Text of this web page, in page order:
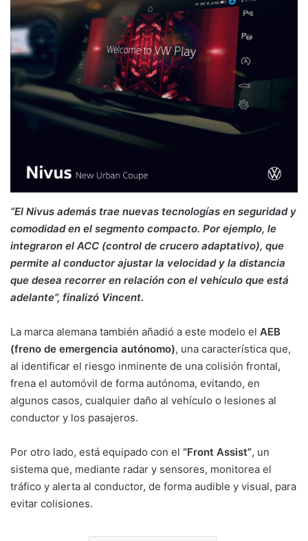
“El Nivus además trae nuevas tecnologías en seguridad y
comodidad en el segmento compacto. Por ejemplo, le
integraron el ACC (control de crucero adaptativo), que
permite al conductor ajustar la velocidad y la distancia
que desea recorrer en relación con el vehículo que está
adelante”, finalizó Vincent.
La marca alemana también añadió a este modelo el AEB
(freno de emergencia autónomo), una característica que,
al identificar el riesgo inminente de una colisión frontal,
frena el automóvil de forma autónoma, evitando, en
algunos casos, cualquier daño al vehículo o lesiones al
conductor y los pasajeros.
Por otro lado, está equipado con el “Front Assist”, un
sistema que, mediante radar y sensores, monitorea el
tráfico y alerta al conductor, de forma audible y visual, para
evitar colisiones.